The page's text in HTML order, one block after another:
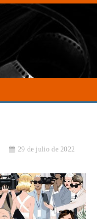
29 de julio de 2022